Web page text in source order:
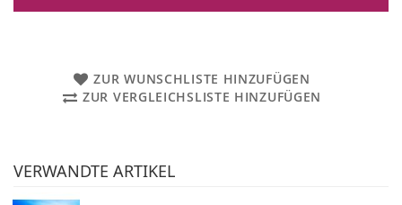
ZUR WUNSCHLISTE HINZUFÜGEN
ZUR VERGLEICHSLISTE HINZUFÜGEN
VERWANDTE ARTIKEL